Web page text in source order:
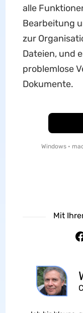
alle
Bearbeitung
zur
Dateien, und
problemlose
Dokumente.
Windows •
Mit